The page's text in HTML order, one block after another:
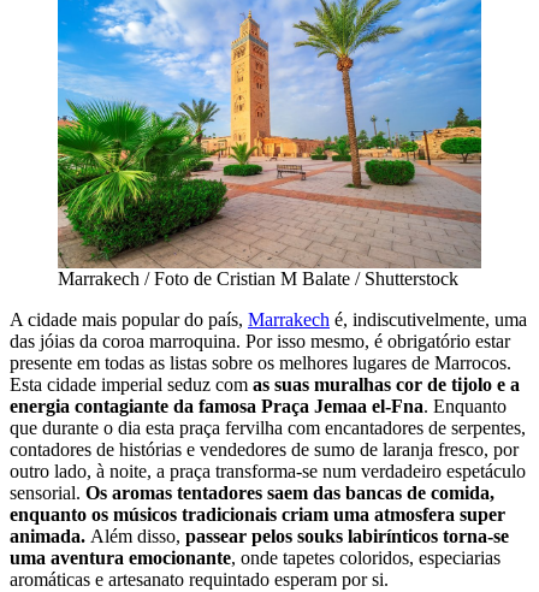
Marrakech / Foto de Cristian M Balate / Shutterstock
A cidade mais popular do país, Marrakech é, indiscutivelmente, uma
das jóias da coroa marroquina. Por isso mesmo, é obrigatório estar
presente em todas as listas sobre os melhores lugares de Marrocos.
Esta cidade imperial seduz com as suas muralhas cor de tijolo e a
energia contagiante da famosa Praça Jemaa el-Fna. Enquanto
que durante o dia esta praça fervilha com encantadores de serpentes,
contadores de histórias e vendedores de sumo de laranja fresco, por
outro lado, à noite, a praça transforma-se num verdadeiro espetáculo
sensorial. Os aromas tentadores saem das bancas de comida,
enquanto os músicos tradicionais criam uma atmosfera super
animada. Além disso, passear pelos souks labirínticos torna-se
uma aventura emocionante, onde tapetes coloridos, especiarias
aromáticas e artesanato requintado esperam por si.